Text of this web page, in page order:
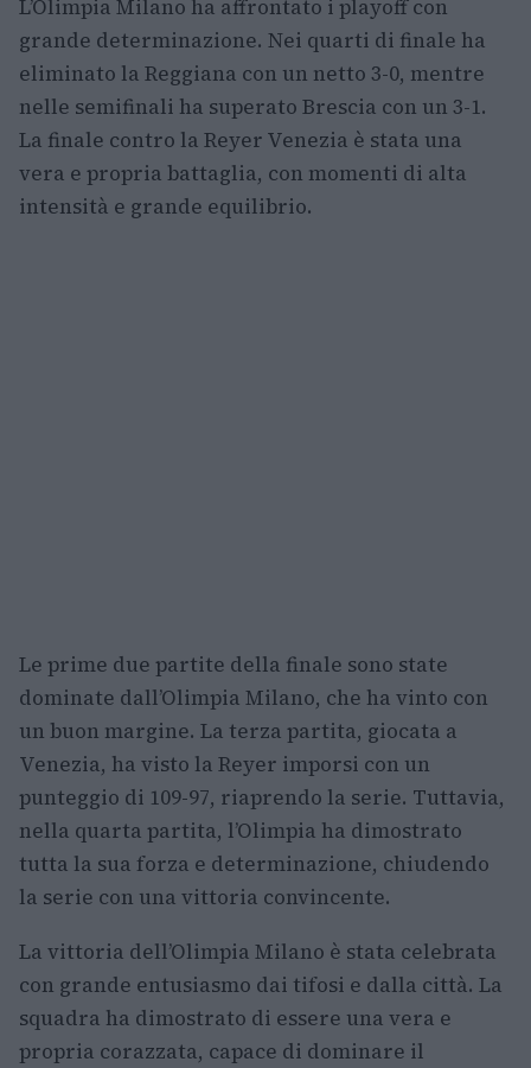
L’Olimpia Milano ha affrontato i playoff con
grande determinazione. Nei quarti di finale ha
eliminato la Reggiana con un netto 3-0, mentre
nelle semifinali ha superato Brescia con un 3-1.
La finale contro la Reyer Venezia è stata una
vera e propria battaglia, con momenti di alta
intensità e grande equilibrio.
Le prime due partite della finale sono state
dominate dall’Olimpia Milano, che ha vinto con
un buon margine. La terza partita, giocata a
Venezia, ha visto la Reyer imporsi con un
punteggio di 109-97, riaprendo la serie. Tuttavia,
nella quarta partita, l’Olimpia ha dimostrato
tutta la sua forza e determinazione, chiudendo
la serie con una vittoria convincente.
La vittoria dell’Olimpia Milano è stata celebrata
con grande entusiasmo dai tifosi e dalla città. La
squadra ha dimostrato di essere una vera e
propria corazzata, capace di dominare il